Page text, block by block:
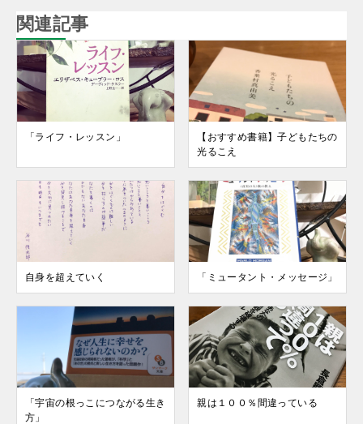
関連記事
「ライフ・レッスン」
【おすすめ書籍】子どもたちの
光るこえ
自身を超えていく 「ミュータント・メッセージ」
「宇宙の根っこにつながる生き
方」
親は１００％間違っている